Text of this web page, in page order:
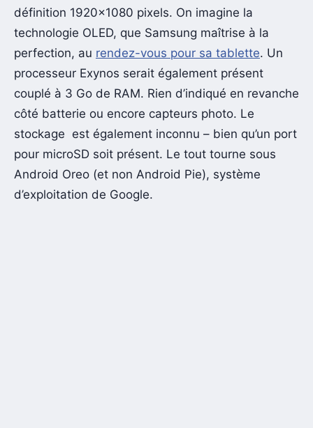
définition 1920×1080 pixels. On imagine la
technologie OLED, que Samsung maîtrise à la
perfection, au rendez-vous pour sa tablette. Un
processeur Exynos serait également présent
couplé à 3 Go de RAM. Rien d’indiqué en revanche
côté batterie ou encore capteurs photo. Le
stockage est également inconnu – bien qu’un port
pour microSD soit présent. Le tout tourne sous
Android Oreo (et non Android Pie), système
d’exploitation de Google.